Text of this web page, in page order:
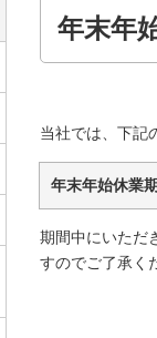
年末年
当社では、下記
年末年始休業
期間中にいただ
すのでご了承く